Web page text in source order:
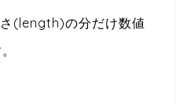
(length)の分だけ数値